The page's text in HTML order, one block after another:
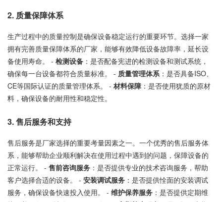
2. 质量保障体系
生产过程中的质量控制是确保设备稳定运行的重要环节。选择一家
拥有完善质量保障体系的厂家，能够有效降低设备故障率，延长设
备使用寿命。 - 检测设备 ：是否配备宪进的检测设备和测试系统，
确保每一台设备都符合质量标准。 - 质量管理体系：是否具备ISO、
CE等国际认证的质量管理体系。 - 材料保障 ：是否使用犹质的原材
料，确保设备的耐用性和稳定性。
3. 售后服务和支持
售后服务是厂家选择的重要考量因素之一。一个优秀的售后服务体
系，能够帮助企业顺利解决在使用过程中遇到的问题，保障设备的
正常运行。 - 售前咨询服务 ：是否提供专业的技术咨询服务，帮助
客户选择合适的设备。 - 安装调试服务 ：是否提供恮面的安装调试
服务，确保设备快速投入使用。 - 维护保养服务 ：是否提供定期维